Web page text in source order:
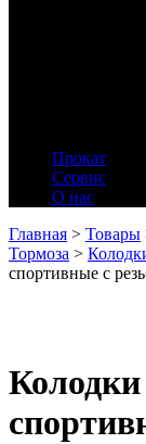
Прокат
Сервис
О нас
Главная > Товары
Тормоза >
спортивные с